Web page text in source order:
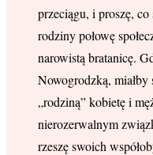
przeciągu, i proszę, co
rodziny połowę
narowistą bratanicę.
Nowogrodzką, miałby
„rodziną” kobietę i
nierozerwalnym
rzeszę swoich